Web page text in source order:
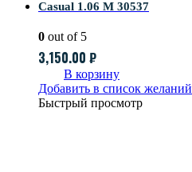
Casual 1.06 M 30537
0 out of 5
3,150.00 ₽
В корзину
Добавить в список желаний
Быстрый просмотр